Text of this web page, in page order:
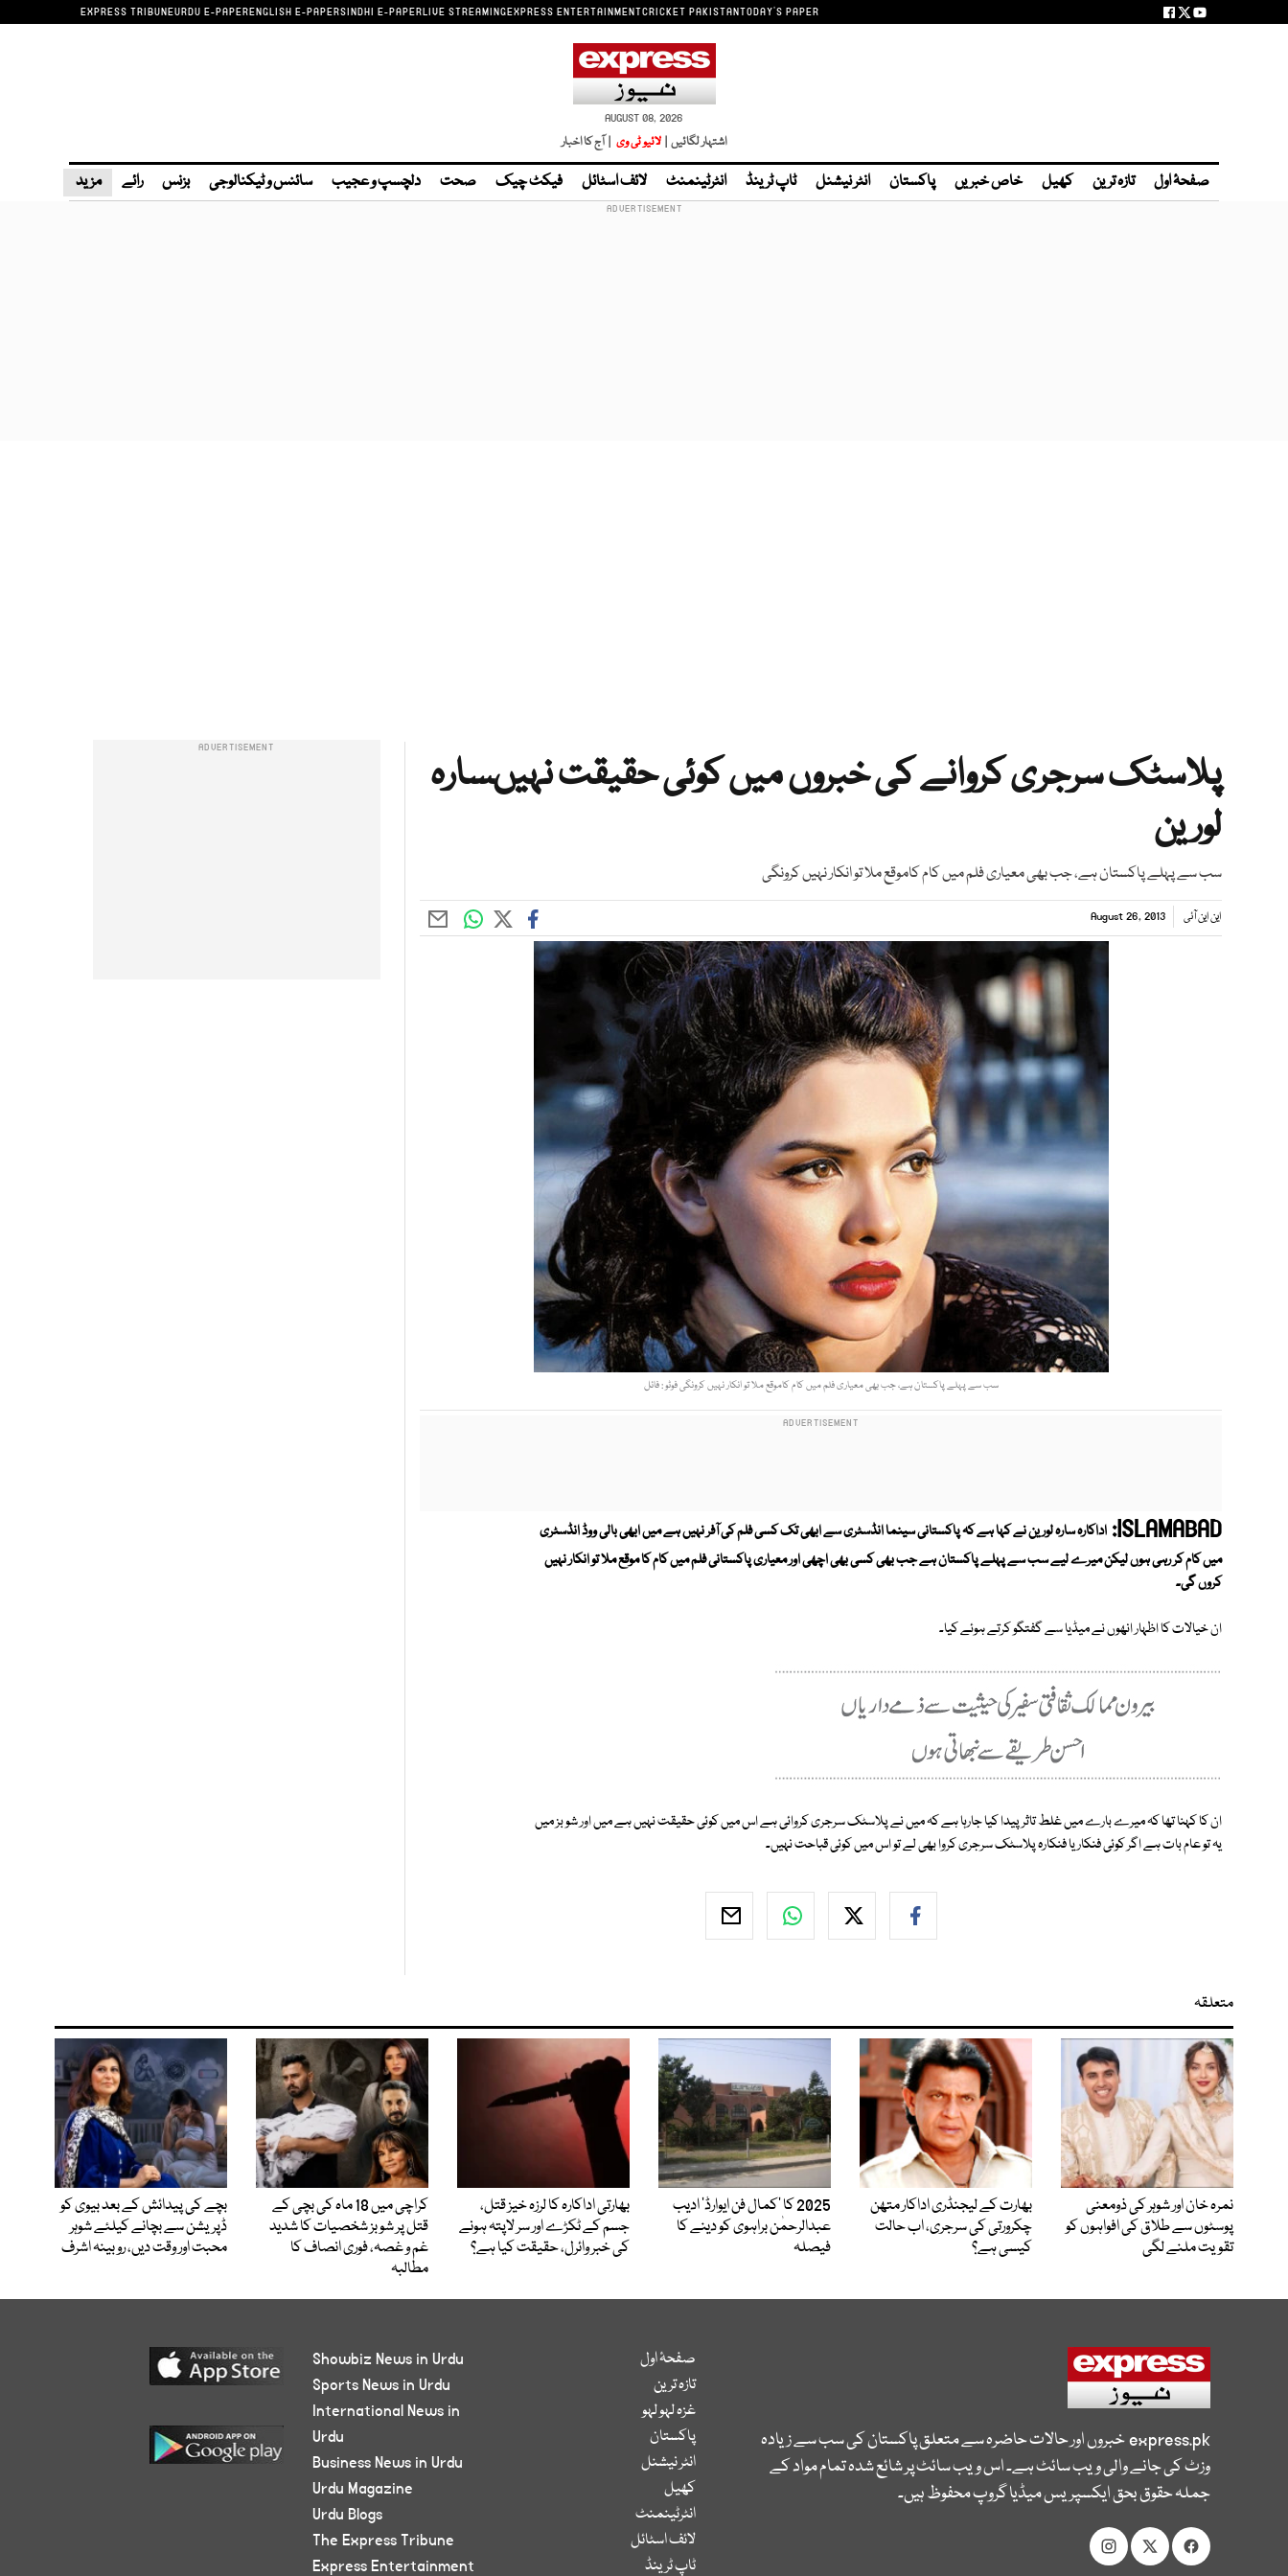
EXPRESS TRIBUNEURDU E-PAPERENGLISH E-PAPERSINDHI E-PAPERLIVE STREAMINGEXPRESS ENTERTAINMENTCRICKET PAKISTANTODAY'S PAPER
AUGUST 08, 2026
اشتہار لگائیں | لائیو ٹی وی | آج کا اخبار
صفحۂ اول تازہ ترین کھیل خاص خبریں پاکستان انٹر نیشنل ٹاپ ٹرینڈ انٹرٹینمنٹ لائف اسٹائل فیکٹ چیک صحت دلچسپ و عجیب سائنس و ٹیکنالوجی بزنس رائے مزید
پلاسٹک سرجری کروانے کی خبروں میں کوئی حقیقت نہیںسارہ
لورین
سب سے پہلے پاکستان ہے، جب بھی معیاری فلم میں کام کاموقع ملا تو انکار نہیں کرونگی
این این آئی August 26, 2013
سب سے پہلے پاکستان ہے، جب بھی معیاری فلم میں کام کاموقع ملا تو انکار نہیں کرونگی فوٹو : فائل
ISLAMABAD: اداکارہ سارہ لورین نے کہا ہے کہ پاکستانی سینما انڈسٹری سے ابھی تک کسی فلم کی آفر نہیں ہے میں ابھی بالی ووڈ انڈسٹری
میں کام کر رہی ہوں لیکن میرے لیے سب سے پہلے پاکستان ہے جب بھی کسی بھی اچھی اور معیاری پاکستانی فلم میں کام کا موقع ملا تو انکار نہیں
کروں گی۔
ان خیالات کا اظہار انھوں نے میڈیا سے گفتگو کرتے ہوئے کیا۔
ان کا کہنا تھا کہ میرے بارے میں غلط تاثر پیدا کیا جارہا ہے کہ میں نے پلاسٹک سرجری کروائی ہے اس میں کوئی حقیقت نہیں ہے میں اور شو بز میں
یہ تو عام بات ہے اگر کوئی فنکار یا فنکارہ پلاسٹک سرجری کروا بھی لے تو اس میں کوئی قباحت نہیں۔
متعلقہ
نمرہ خان اور شوہر کی ذومعنی
پوسٹوں سے طلاق کی افواہوں کو
تقویت ملنے لگی
بھارت کے لیجنڈری اداکار متھن
چکرورتی کی سرجری، اب حالت
کیسی ہے؟
2025 کا ’کمال فن ایوارڈ‘ ادیب
عبدالرحمٰن براہوی کو دینے کا
فیصلہ
بھارتی اداکارہ کا لرزہ خیز قتل،
جسم کے ٹکڑے اور سر لاپتہ ہونے
کی خبر وائرل، حقیقت کیا ہے؟
کراچی میں 18 ماہ کی بچی کے
قتل پر شوبز شخصیات کا شدید
غم و غصہ، فوری انصاف کا
مطالبہ
بچے کی پیدائش کے بعد بیوی کو
ڈپریشن سے بچانے کیلئے شوہر
محبت اور وقت دیں، روبینہ اشرف
express.pkخبروں اور حالات حاضرہ سے متعلق پاکستان کی سب سے زیادہ
وزٹ کی جانے والی ویب سائٹ ہے۔ اس ویب سائٹ پر شائع شدہ تمام مواد کے
جملہ حقوق بحق ایکسپریس میڈیا گروپ محفوظ ہیں۔
صفحۂ اول
تازہ ترین
غزہ لہو لہو
پاکستان
انٹر نیشنل
کھیل
انٹرٹینمنٹ
لائف اسٹائل
ٹاپ ٹرینڈ
Showbiz News in Urdu
Sports News in Urdu
International News in
Urdu
Business News in Urdu
Urdu Magazine
Urdu Blogs
The Express Tribune
Express Entertainment